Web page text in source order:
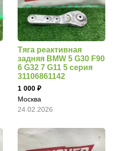
Тяга реактивная
задняя BMW 5 G30 F90
6 G32 7 G11 5 серия
31106861142
1 000
Москва
24.02.2026